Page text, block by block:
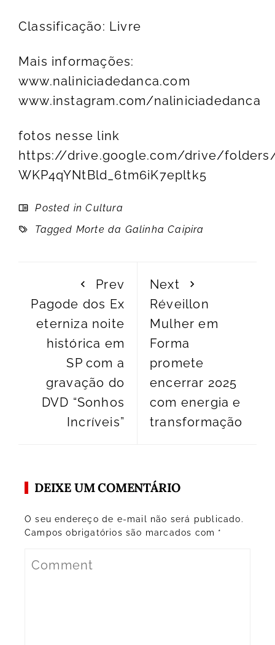
Classificação: Livre
Mais informações:
www.naliniciadedanca.com
www.instagram.com/naliniciadedanca
fotos nesse link
https://drive.google.com/drive/folders/
WKP4qYNtBld_6tm6iK7epltk5
Posted inCultura
Tagged Morte da Galinha Caipira
Prev
Pagode dos Ex
eterniza noite
histórica em
SP com a
gravação do
DVD “Sonhos
Incríveis”
Next
Réveillon
Mulher em
Forma
promete
encerrar 2025
com energia e
transformação
DEIXE UM COMENTÁRIO
O seu endereço de e-mail não será publicado.
Campos obrigatórios são marcados com *